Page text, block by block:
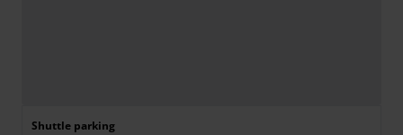
Shuttle parking